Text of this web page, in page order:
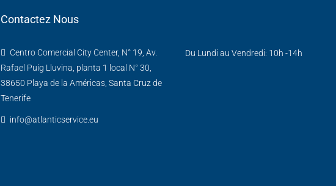
Contactez Nous
Centro Comercial City Center, N° 19, Av.
Rafael Puig Lluvina, planta 1 local N° 30,
38650 Playa de la Américas, Santa Cruz de
Tenerife
info@atlanticservice.eu
Du Lundi au Vendredi: 10h -14h